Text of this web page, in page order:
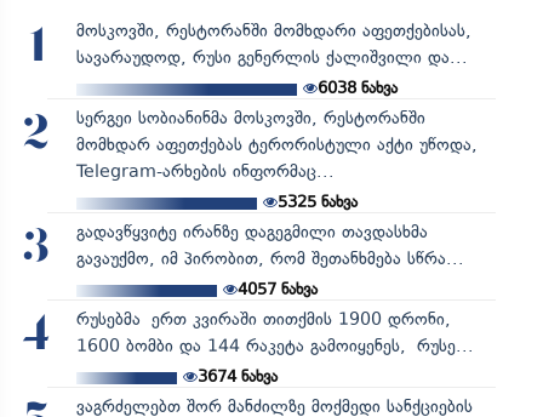
1
მოსკოვში, რესტორანში მომხდარი აფეთქებისას,
სავარაუდოდ, რუსი გენერლის ქალიშვილი და...
6038 ნახვა
2
სერგეი სობიანინმა მოსკოვში, რესტორანში
მომხდარ აფეთქებას ტერორისტული აქტი უწოდა,
Telegram-არხების ინფორმაც...
5325ნახვა
3
გადავწყვიტე ირანზე დაგეგმილი თავდასხმა
გავაუქმო, იმ პირობით, რომ შეთანხმება სწრა...
4057ნახვა
4
რუსებმა ერთ კვირაში თითქმის 1900 დრონი,
1600 ბომბი და 144 რაკეტა გამოიყენეს, რუსე...
3674ნახვა
ვაგრძელებთ შორ მანძილზე მოქმედი სანქციების